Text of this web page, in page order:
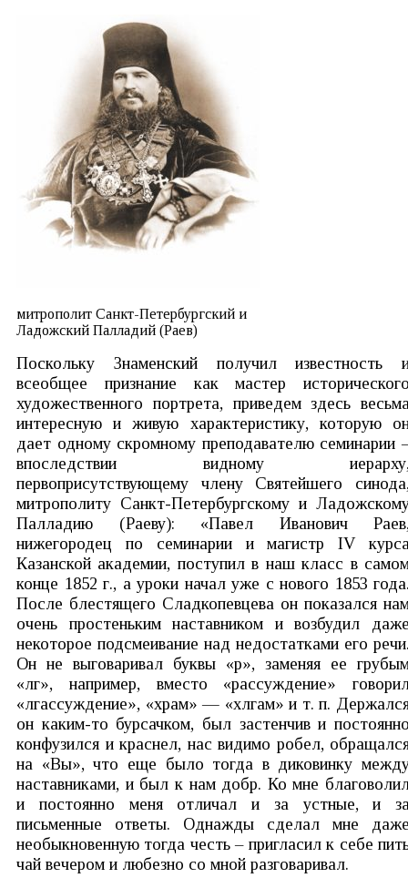
митрополит Санкт-Петербургский и
Ладожский Палладий (Раев)
Поскольку Знаменский получил известность
всеобщее признание как мастер
художественного портрета, приведем здесь
интересную и живую характеристику, которую
дает одному скромному преподавателю семинарии
впоследствии видному
первоприсутствующему члену Святейшего
митрополиту Санкт-Петербургскому и
Палладию (Раеву): «Павел Иванович
нижегородец по семинарии и магистр IV
Казанской академии, поступил в наш класс в
конце 1852 г., а уроки начал уже с нового 1853
После блестящего Сладкопевцева он показался
очень простеньким наставником и возбудил
некоторое подсмеивание над недостатками его
Он не выговаривал буквы «р», заменяя ее
«лг», например, вместо «рассуждение»
«лгассуждение», «храм» — «хлгам» и т. п.
он каким-то бурсачком, был застенчив и
конфузился и краснел, нас видимо робел,
на «Вы», что еще было тогда в диковинку
наставниками, и был к нам добр. Ко мне
и постоянно меня отличал и за устные, и
письменные ответы. Однажды сделал мне
необыкновенную тогда честь – пригласил к себе
чай вечером и любезно со мной разговаривал.